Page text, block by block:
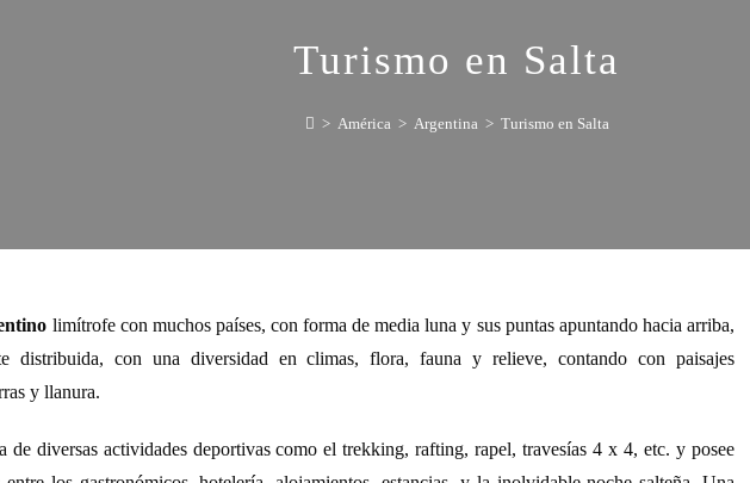
Turismo en Salta
> América > Argentina > Turismo en Salta
limítrofe con muchos países, con forma de media luna y sus puntas apuntando hacia arriba,
distribuida, con una diversidad en climas, flora, fauna y relieve, contando con paisajes
y llanura.
diversas actividades deportivas como el trekking, rafting, rapel, travesías 4 x 4, etc. y posee